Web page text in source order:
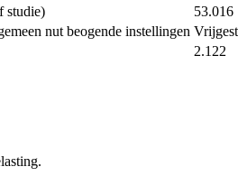
studie)
53.016
nut beogende instellingen
2.122